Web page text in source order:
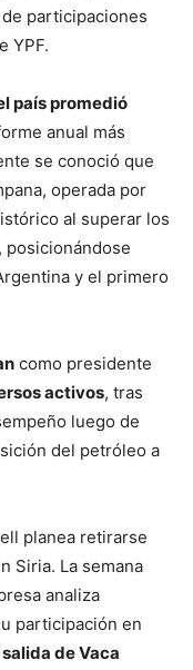
participaciones
YPF.
país promedió
anual más
se conoció que
operada por
al superar los
posicionándose
y el primero
como presidente
activos, tras
luego de
del petróleo a
planea retirarse
Siria. La semana
analiza
participación en
de Vaca